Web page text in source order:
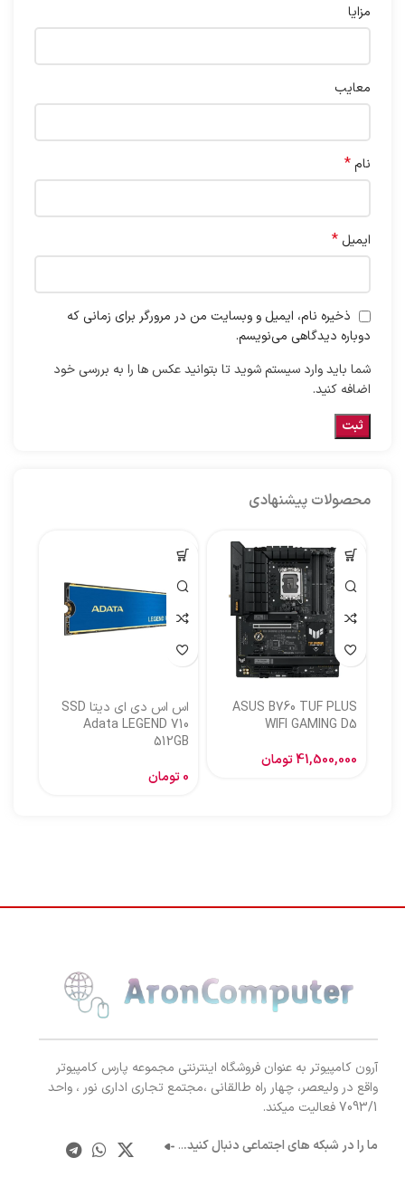
مزایا
معایب
نام*
ایمیل *
ذخیره نام، ایمیل و وبسایت من در مرورگر برای زمانی که
دوباره دیدگاهی می‌نویسم.
شما باید وارد سیستم شوید تا بتوانید عکس ها را به بررسی خود
اضافه کنید.
محصولات پیشنهادی
ASUS B760 TUF PLUS
WIFI GAMING D5
41,500,000تومان
اس اس دی ای دیتا SSD
Adata LEGEND 710
512GB
0تومان
آرون کامپیوتر به عنوان فروشگاه اینترنتی مجموعه پارس کامپیوتر
واقع در ولیعصر، چهار راه طالقانی ،مجتمع تجاری اداری نور ، واحد
7093/1 فعالیت میکند.
ما را در شبکه های اجتماعی دنبال کنید...